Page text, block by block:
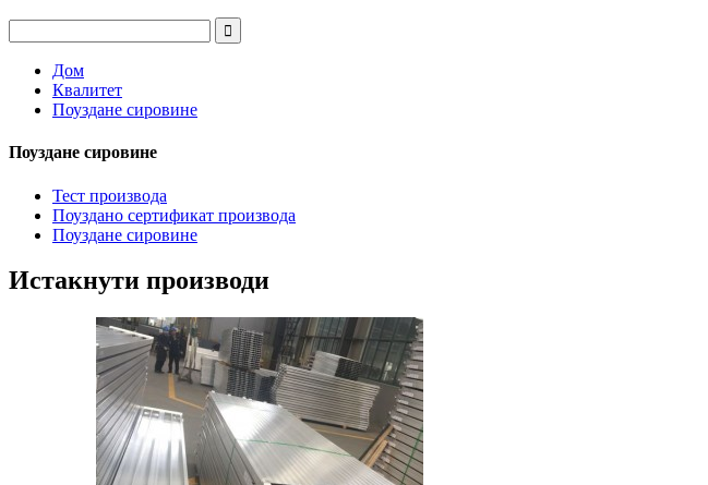
Дом
Квалитет
Поуздане сировине
Поуздане сировине
Тест производа
Поуздано сертификат производа
Поуздане сировине
Истакнути производи